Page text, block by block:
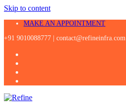
Skip to content
MAKE AN APPOINTMENT
+91 9010088777 | contact@refineinfra.com